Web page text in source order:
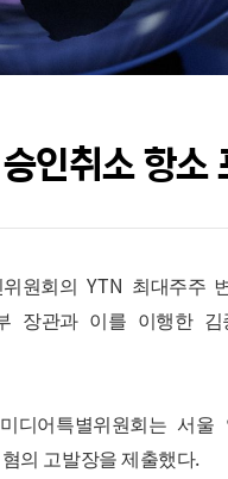
인취소 항소
원회의 YTN 최대주주
장관과 이를 이행한 김
디어특별위원회는 서
의 고발장을 제출했다.